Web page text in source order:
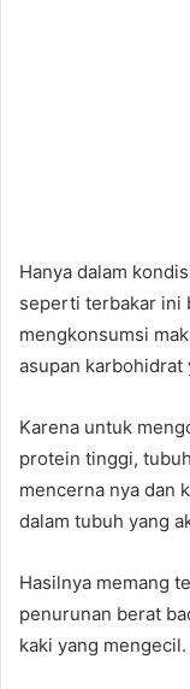
Hanya dalam
seperti terbakar ini
mengkonsumsi
asupan karbohidrat
Karena untuk
protein tinggi,
mencerna nya dan
dalam tubuh yang
Hasilnya memang
penurunan berat
kaki yang mengecil.